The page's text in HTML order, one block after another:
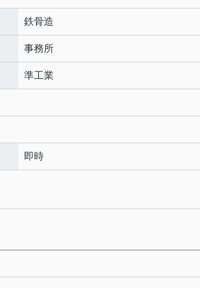
鉄骨造
事務所
準工業
即時